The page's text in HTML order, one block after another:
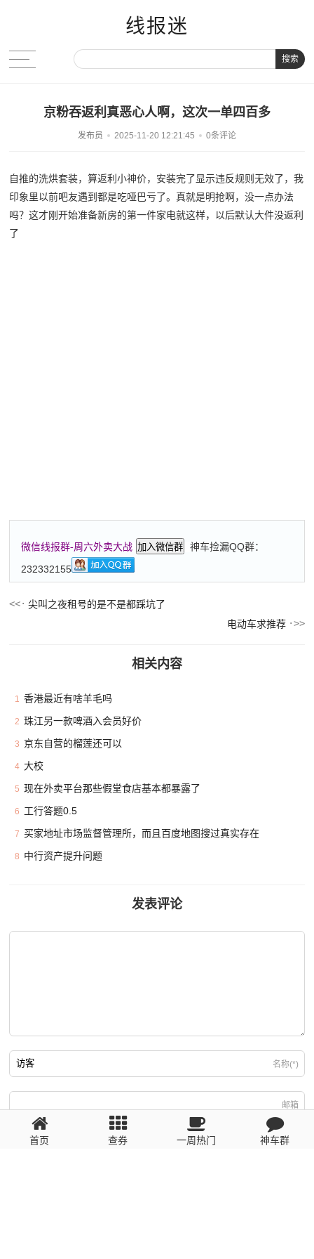
线报迷
搜索
京粉吞返利真恶心人啊，这次一单四百多
发布员 2025-11-20 12:21:45 0条评论
自推的洗烘套装，算返利小神价，安装完了显示违反规则无效了，我
印象里以前吧友遇到都是吃哑巴亏了。真就是明抢啊，没一点办法
吗？这才刚开始准备新房的第一件家电就这样，以后默认大件没返利
了
微信线报群-周六外卖大战 加入微信群
神车捡漏QQ群：
232332155
尖叫之夜租号的是不是都踩坑了
电动车求推荐
相关内容
1 香港最近有啥羊毛吗
2 珠江另一款啤酒入会员好价
3 京东自营的榴莲还可以
4 大校
5 现在外卖平台那些假堂食店基本都暴露了
6 工行答题0.5
7 买家地址市场监督管理所，而且百度地图搜过真实存在
8 中行资产提升问题
发表评论
名称(*)
邮箱
回复需填写必要信息
首页 查券 一周热门 神车群